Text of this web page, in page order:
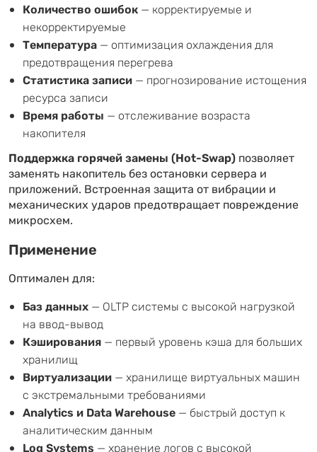
Количество ошибок — корректируемые и
некорректируемые
Температура — оптимизация охлаждения для
предотвращения перегрева
Статистика записи — прогнозирование истощения
ресурса записи
Время работы — отслеживание возраста
накопителя
Поддержка горячей замены (Hot-Swap) позволяет
заменять накопитель без остановки сервера и
приложений. Встроенная защита от вибрации и
механических ударов предотвращает повреждение
микросхем.
Применение
Оптимален для:
Баз данных — OLTP системы с высокой нагрузкой
на ввод-вывод
Кэширования — первый уровень кэша для больших
хранилищ
Виртуализации — хранилище виртуальных машин
с экстремальными требованиями
Analytics и Data Warehouse — быстрый доступ к
аналитическим данным
Log Systems — хранение логов с высокой